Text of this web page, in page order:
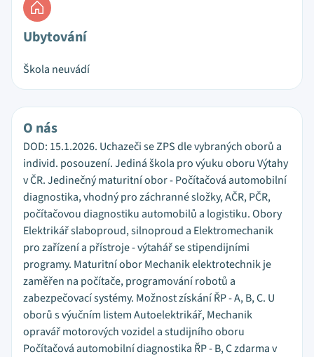
Ubytování
Škola neuvádí
O nás
DOD: 15.1.2026. Uchazeči se ZPS dle vybraných oborů a
individ. posouzení. Jediná škola pro výuku oboru Výtahy
v ČR. Jedinečný maturitní obor - Počítačová automobilní
diagnostika, vhodný pro záchranné složky, AČR, PČR,
počítačovou diagnostiku automobilů a logistiku. Obory
Elektrikář slaboproud, silnoproud a Elektromechanik
pro zařízení a přístroje - výtahář se stipendijními
programy. Maturitní obor Mechanik elektrotechnik je
zaměřen na počítače, programování robotů a
zabezpečovací systémy. Možnost získání ŘP - A, B, C. U
oborů s výučním listem Autoelektrikář, Mechanik
opravář motorových vozidel a studijního oboru
Počítačová automobilní diagnostika ŘP - B, C zdarma v